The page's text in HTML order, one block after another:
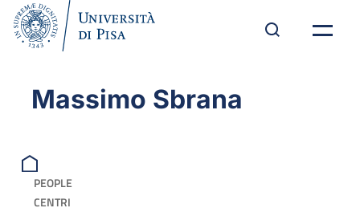
Massimo Sbrana
PEOPLE
CENTRI